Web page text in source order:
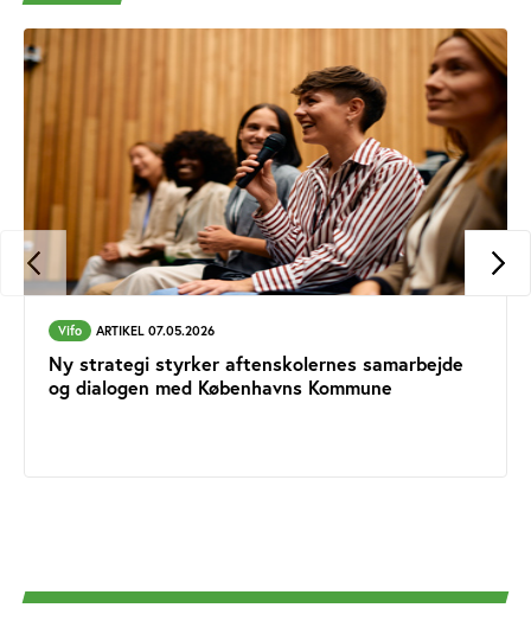
Vifo ARTIKEL 07.05.2026
Ny strategi styrker aftenskolernes samarbejde
og dialogen med Københavns Kommune